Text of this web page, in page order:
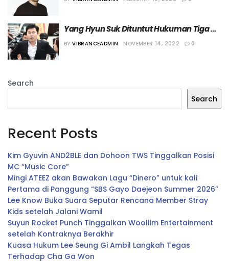
Yang Hyun Suk Dituntut Hukuman Tiga
Tahun Penjara
BY VIBRANCEADMIN NOVEMBER 14, 2022 0
Search
Search
Recent Posts
Kim Gyuvin AND2BLE dan Dohoon TWS Tinggalkan Posisi
MC “Music Core”
Mingi ATEEZ akan Bawakan Lagu “Dinero” untuk kali
Pertama di Panggung “SBS Gayo Daejeon Summer 2026”
Lee Know Buka Suara Seputar Rencana Member Stray
Kids setelah Jalani Wamil
Suyun Rocket Punch Tinggalkan Woollim Entertainment
setelah Kontraknya Berakhir
Kuasa Hukum Lee Seung Gi Ambil Langkah Tegas
Terhadap Cha Ga Won